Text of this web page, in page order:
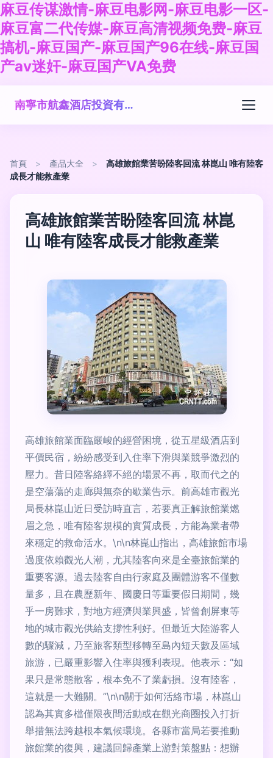
麻豆传谋激情-麻豆电影网-麻豆电影一区-
麻豆富二代传媒-麻豆高清视频免费-麻豆
搞机-麻豆国产-麻豆国产96在线-麻豆国
产av迷奸-麻豆国产VA免费
南寧市航鑫酒店投資有限公司
首頁 > 產品大全 >
高雄旅館業苦盼陸客回流 林崑山 唯有陸客
成長才能救產業
高雄旅館業苦盼陸客回流 林崑
山 唯有陸客成長才能救產業
高雄旅館業面臨嚴峻的經營困境，從五星級酒店到
平價民宿，紛紛感受到入住率下滑與業競爭激烈的
壓力。昔日陸客絡繹不絕的場景不再，取而代之的
是空蕩蕩的走廊與無奈的歇業告示。前高雄市觀光
局長林崑山近日受訪時直言，若要真正解旅館業燃
眉之急，唯有陸客規模的實質成長，方能為業者帶
來穩定的救命活水。\n\n林崑山指出，高雄旅館市場
過度依賴觀光人潮，尤其陸客向來是全臺旅館業的
重要客源。過去陸客自由行家庭及團體游客不僅數
量多，且在農歷新年、國慶日等重要假日期間，幾
乎一房難求，對地方經濟與業興盛，皆曾創屏東等
地的城市觀光供給支撐性利好。但最近大陸游客人
數的驟減，乃至旅客類型移轉至島內短天數及區域
旅游，已嚴重影響入住率與獲利表現。他表示：“如
果只是常態散客，根本免不了業虧損。沒有陸客，
這就是一大難關。”\n\n關于如何活絡市場，林崑山
認為其實多檔僅限夜間活動或在觀光商圈投入打折
舉措無法跨越根本氣候環境。各縣市當局若要推動
旅館業的復興，建議回歸產業上游對策盤點：想辦